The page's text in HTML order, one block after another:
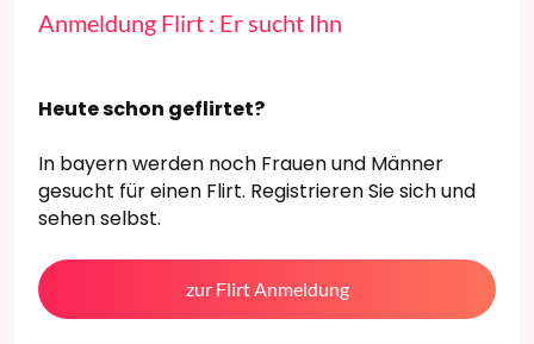
Anmeldung Flirt : Er sucht Ihn
Heute schon geflirtet?
In bayern werden noch Frauen und Männer
gesucht für einen Flirt. Registrieren Sie sich und
sehen selbst.
zur Flirt Anmeldung